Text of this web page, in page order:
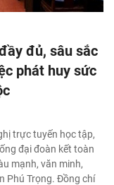
đủ, sâu sắc
phát huy sức
trực tuyến học tập,
đại đoàn kết toàn
mạnh, văn minh,
Phú Trọng. Đồng chí